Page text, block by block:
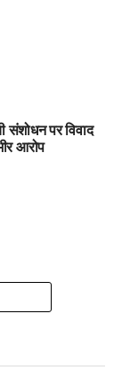
संशोधन पर विवाद
आरोप